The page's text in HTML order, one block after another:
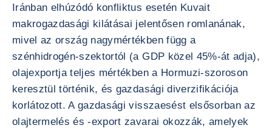
Iránban elhúzódó konfliktus esetén Kuvait
makrogazdasági kilátásai jelentősen romlanának,
mivel az ország nagymértékben függ a
szénhidrogén-szektortól (a GDP közel 45%-át adja),
olajexportja teljes mértékben a Hormuzi-szoroson
keresztül történik, és gazdasági diverzifikációja
korlátozott. A gazdasági visszaesést elsősorban az
olajtermelés és -export zavarai okozzák, amelyek